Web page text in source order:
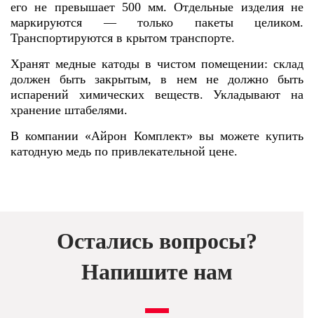
его не превышает 500 мм. Отдельные изделия не
маркируются — только пакеты целиком.
Транспортируются в крытом транспорте.
Хранят медные катоды в чистом помещении: склад
должен быть закрытым, в нем не должно быть
испарений химических веществ. Укладывают на
хранение штабелями.
В компании «Айрон Комплект» вы можете купить
катодную медь по привлекательной цене.
Остались вопросы?
Напишите нам